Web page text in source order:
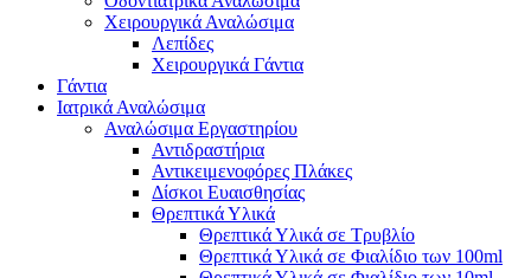
Χειρουργικά Αναλώσιμα
Λεπίδες
Χειρουργικά Γάντια
Γάντια
Ιατρικά Αναλώσιμα
Αναλώσιμα Εργαστηρίου
Αντιδραστήρια
Αντικειμενοφόρες Πλάκες
Δίσκοι Ευαισθησίας
Θρεπτικά Υλικά
Θρεπτικά Υλικά σε Τρυβλίο
Θρεπτικά Υλικά σε Φιαλίδιο των 100ml